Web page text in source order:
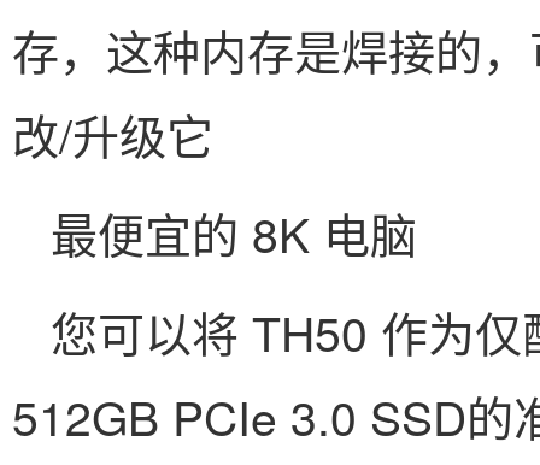
存，这种内存是焊接的
改/升级它
最便宜的 8K 电脑
您可以将 TH50 作为
512GB PCIe 3.0 SSD的